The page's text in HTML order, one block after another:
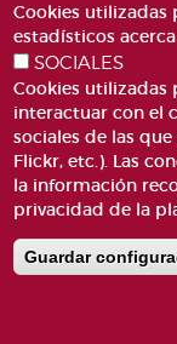
Pie
de
página
CANAL
MAPA
Cookies utilizadas
estadísticos
SOCIALES
Cookies utilizadas
interactuar con el
sociales de las que
Flickr, etc.). Las
la información
privacidad de la
Guardar